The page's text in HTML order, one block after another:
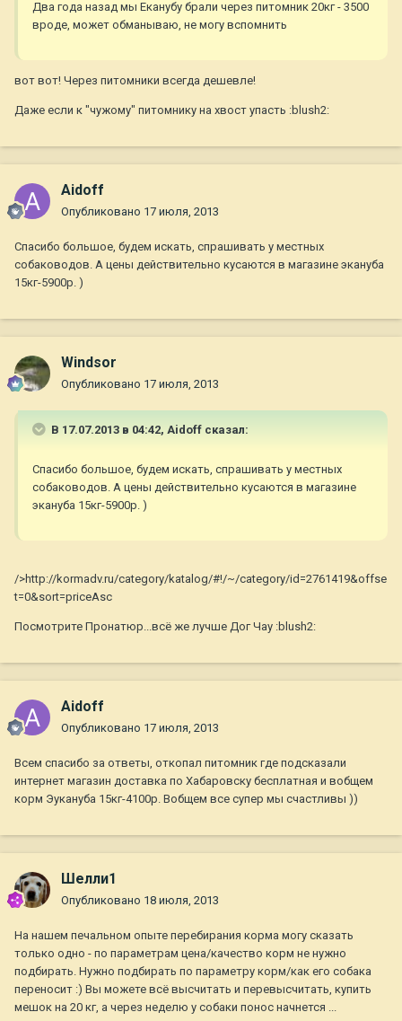
Два года назад мы Еканубу брали через питомник 20кг - 3500
вроде, может обманываю, не могу вспомнить
вот вот! Через питомники всегда дешевле!
Даже если к "чужому" питомнику на хвост упасть :blush2:
Aidoff
Опубликовано 17 июля, 2013
Спасибо большое, будем искать, спрашивать у местных
собаководов. А цены действительно кусаются в магазине экануба
15кг-5900р. )
Windsor
Опубликовано 17 июля, 2013
В 17.07.2013 в 04:42, Aidoff сказал:
Спасибо большое, будем искать, спрашивать у местных
собаководов. А цены действительно кусаются в магазине
экануба 15кг-5900р. )
/>http://kormadv.ru/category/katalog/#!/~/category/id=2761419&offse
t=0&sort=priceAsc
Посмотрите Пронатюр...всё же лучше Дог Чау :blush2:
Aidoff
Опубликовано 17 июля, 2013
Всем спасибо за ответы, откопал питомник где подсказали
интернет магазин доставка по Хабаровску бесплатная и вобщем
корм Эукануба 15кг-4100р. Вобщем все супер мы счастливы ))
Шелли1
Опубликовано 18 июля, 2013
На нашем печальном опыте перебирания корма могу сказать
только одно - по параметрам цена/качество корм не нужно
подбирать. Нужно подбирать по параметру корм/как его собака
переносит :) Вы можете всё высчитать и перевысчитать, купить
мешок на 20 кг, а через неделю у собаки понос начнется ...